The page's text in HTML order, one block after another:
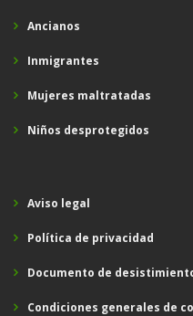
Ancianos
Inmigrantes
Mujeres maltratadas
Niños desprotegidos
Aviso legal
Política de privacidad
Documento de
Condiciones generales de